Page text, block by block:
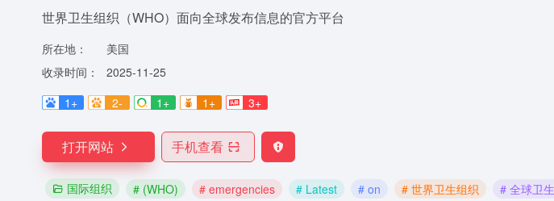
世界卫生组织（WHO）面向全球发布信息的官方平台
所在地：
美国
收录时间：
2025-11-25
1+
2- 1+ 1+ 3+
打开网站 手机查看
国际组织 # (WHO) # emergencies # Latest # on # 世界卫生组织 # 全球卫